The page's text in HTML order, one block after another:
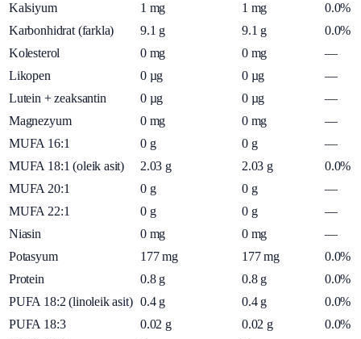
Kalsiyum
1 mg 1 mg
0.0%
Karbonhidrat (farkla)
9.1 g 9.1 g
0.0%
Kolesterol
0 mg 0 mg
—
Likopen
0 µg 0 µg
—
Lutein + zeaksantin
0 µg 0 µg
—
Magnezyum
0 mg 0 mg
—
MUFA 16:1
0 g 0 g
—
MUFA 18:1 (oleik asit)
2.03 g 2.03 g
0.0%
MUFA 20:1
0 g 0 g
—
MUFA 22:1
0 g 0 g
—
Niasin
0 mg 0 mg
—
Potasyum
177 mg 177 mg
0.0%
Protein
0.8 g 0.8 g
0.0%
PUFA 18:2 (linoleik asit) 0.4 g 0.4 g
0.0%
PUFA 18:3
0.02 g 0.02 g
0.0%